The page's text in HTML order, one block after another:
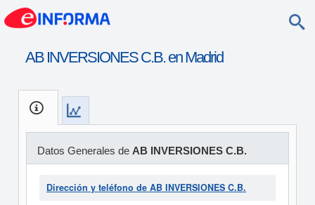
AB INVERSIONES C.B. en Madrid
Datos Generales de AB INVERSIONES C.B.
Dirección y teléfono de AB INVERSIONES C.B.